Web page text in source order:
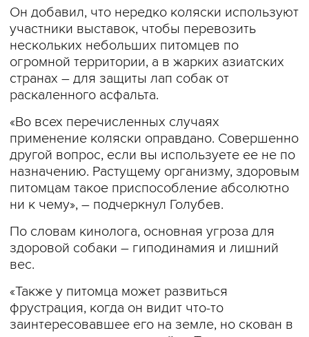
Он добавил, что нередко коляски используют
участники выставок, чтобы перевозить
нескольких небольших питомцев по
огромной территории, а в жарких азиатских
странах – для защиты лап собак от
раскаленного асфальта.
«Во всех перечисленных случаях
применение коляски оправдано. Совершенно
другой вопрос, если вы используете ее не по
назначению. Растущему организму, здоровым
питомцам такое приспособление абсолютно
ни к чему», – подчеркнул Голубев.
По словам кинолога, основная угроза для
здоровой собаки – гиподинамия и лишний
вес.
«Также у питомца может развиться
фрустрация, когда он видит что-то
заинтересовавшее его на земле, но скован в